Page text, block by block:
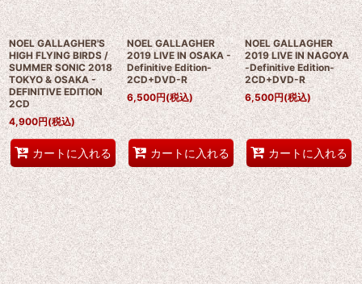
NOEL GALLAGHER'S
HIGH FLYING BIRDS /
SUMMER SONIC 2018
TOKYO & OSAKA -
DEFINITIVE EDITION
2CD
4,900円(税込)
カートに入れる
NOEL GALLAGHER
2019 LIVE IN OSAKA -
Definitive Edition-
2CD+DVD-R
6,500円(税込)
カートに入れる
NOEL GALLAGHER
2019 LIVE IN NAGOYA
-Definitive Edition-
2CD+DVD-R
6,500円(税込)
カートに入れる